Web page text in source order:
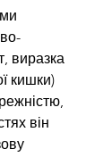
виразка
кишки)
він